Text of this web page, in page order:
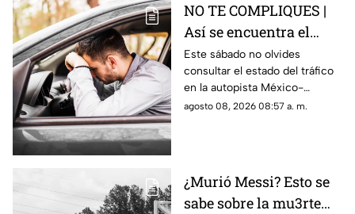
NO TE COMPLIQUES |
Así se encuentra el
tráfico HOY en la
autopista México
Querétaro
Este sábado no olvides
consultar el estado del tráfico
en la autopista México-
Querétaro.
agosto 08, 2026 08:57 a. m.
¿Murió Messi? Esto se
sabe sobre la mu3rte